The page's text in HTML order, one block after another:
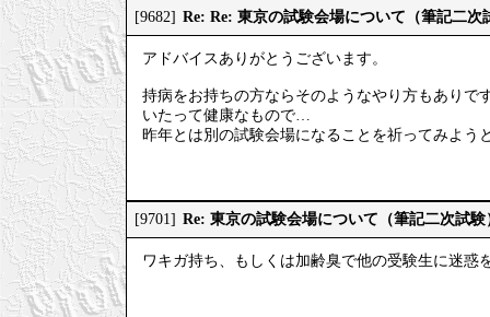
[9682] Re: Re: 東京の試験会場について（筆記二次
アドバイスありがとうございます。
持病をお持ちの方ならそのようなやり方もありで
いたって健康なもので…
昨年とは別の試験会場になることを祈ってみよう
[9701] Re: 東京の試験会場について（筆記二次試験
ワキガ持ち、もしくは加齢臭で他の受験生に迷